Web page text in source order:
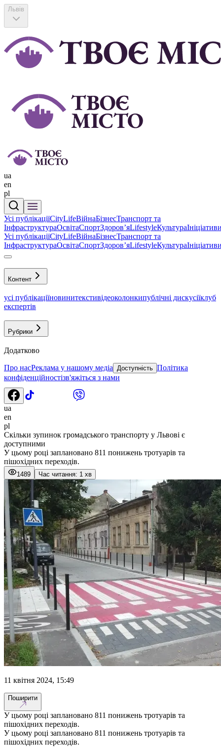
Львів
ua
en
pl
Усі публікаціїCityLifeВійнаБізнесТранспорт та
ІнфраструктураОсвітаСпортЗдоровʼяLifestyleКультура
Усі публікаціїCityLifeВійнаБізнесТранспорт та
ІнфраструктураОсвітаСпортЗдоровʼяLifestyleКультура
Контент
усі публікаціїновинитекстивідеоколонкипублічні дискусіїклуб
експертів
Рубрики
Додатково
Про насРеклама у нашому медіа Доступність Політика
конфіденційностізв'яжіться з нами
ua
en
pl
Скільки зупинок громадського транспорту у Львові є
доступними
У цьому році заплановано 811 понижень тротуарів та
пішохідних переходів.
1489 Час читання: 1 хв
11 квітня 2024, 15:49
Поширити
У цьому році заплановано 811 понижень тротуарів та
пішохідних переходів.
У цьому році заплановано 811 понижень тротуарів та
пішохідних переходів.